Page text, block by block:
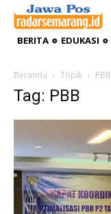
BERITA EDUKASI
Beranda Topik PBB
Tag: PBB